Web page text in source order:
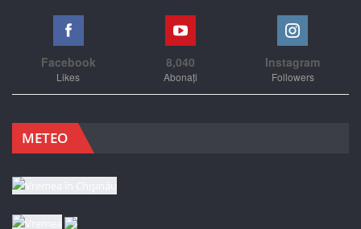
Facebook
Likes
8,040
Abonați
Instagram
Followers
METEO